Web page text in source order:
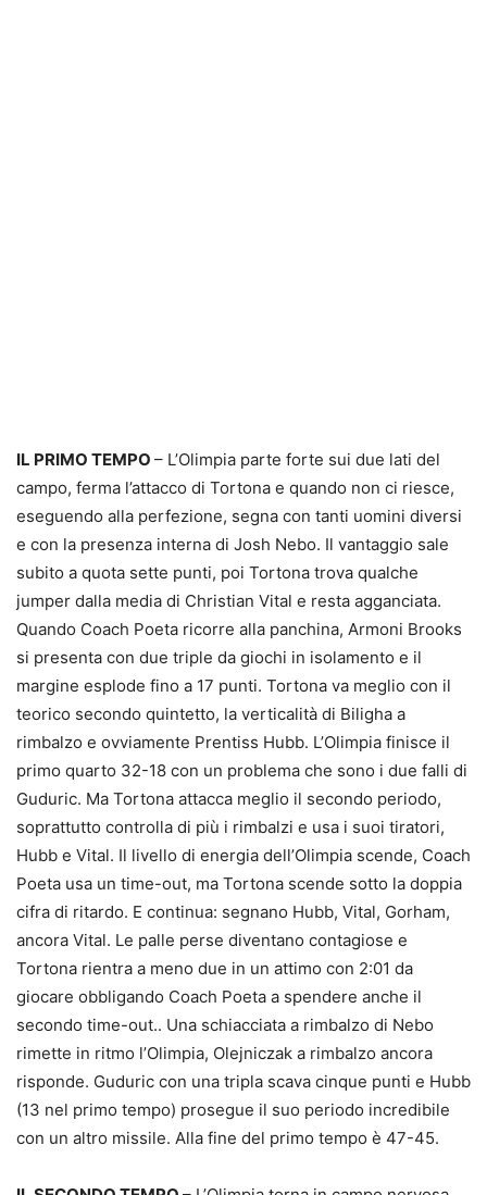
IL PRIMO TEMPO – L’Olimpia parte forte sui due lati del
campo, ferma l’attacco di Tortona e quando non ci riesce,
eseguendo alla perfezione, segna con tanti uomini diversi
e con la presenza interna di Josh Nebo. Il vantaggio sale
subito a quota sette punti, poi Tortona trova qualche
jumper dalla media di Christian Vital e resta agganciata.
Quando Coach Poeta ricorre alla panchina, Armoni Brooks
si presenta con due triple da giochi in isolamento e il
margine esplode fino a 17 punti. Tortona va meglio con il
teorico secondo quintetto, la verticalità di Biligha a
rimbalzo e ovviamente Prentiss Hubb. L’Olimpia finisce il
primo quarto 32-18 con un problema che sono i due falli di
Guduric. Ma Tortona attacca meglio il secondo periodo,
soprattutto controlla di più i rimbalzi e usa i suoi tiratori,
Hubb e Vital. Il livello di energia dell’Olimpia scende, Coach
Poeta usa un time-out, ma Tortona scende sotto la doppia
cifra di ritardo. E continua: segnano Hubb, Vital, Gorham,
ancora Vital. Le palle perse diventano contagiose e
Tortona rientra a meno due in un attimo con 2:01 da
giocare obbligando Coach Poeta a spendere anche il
secondo time-out.. Una schiacciata a rimbalzo di Nebo
rimette in ritmo l’Olimpia, Olejniczak a rimbalzo ancora
risponde. Guduric con una tripla scava cinque punti e Hubb
(13 nel primo tempo) prosegue il suo periodo incredibile
con un altro missile. Alla fine del primo tempo è 47-45.